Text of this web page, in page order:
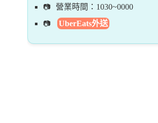
營業時間：1030~0000
UberEats外送